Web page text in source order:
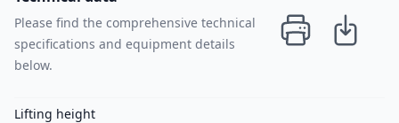
Please find the comprehensive technical
specifications and equipment details
below.
Lifting height